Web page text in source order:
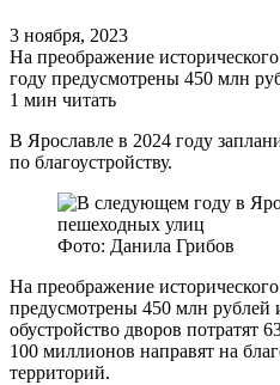
3 ноября, 2023
На преображение
году предусмотрены 450 млн
1 мин читать
В Ярославле в 2024 году
по благоустройству.
Фото: Данила Грибов
На преображение
предусмотрены 450 млн рублей
обустройство дворов потратят
100 миллионов направят на
территорий.